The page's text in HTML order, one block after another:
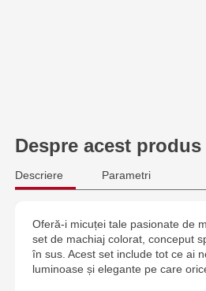
Despre acest produs
Descriere Parametri
Oferă-i micuței tale pasionate de
set de machiaj colorat, conceput
în sus. Acest set include tot ce ai
luminoase și elegante pe care